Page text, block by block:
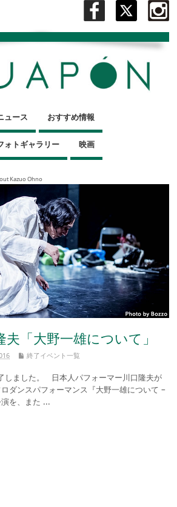
ュース おすすめ情報
ォトギャラリー 映画
Kazuo Ohno
夫「大野一雄について」
終了イベント一覧
しました。 日本人パフォーマー川口隆夫が
ダンスパフォーマンス『大野一雄について –
を、また ...